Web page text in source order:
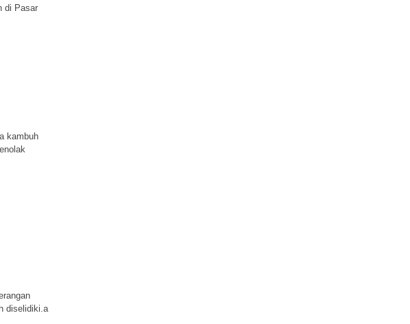
di Pasar
kambuh
diselidiki.a